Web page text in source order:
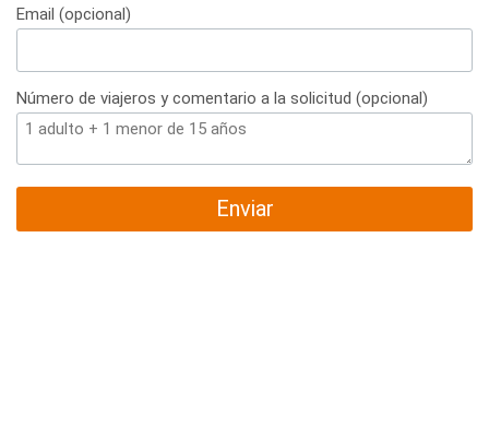
Email (opcional)
Número de viajeros y comentario a la solicitud (opcional)
Enviar